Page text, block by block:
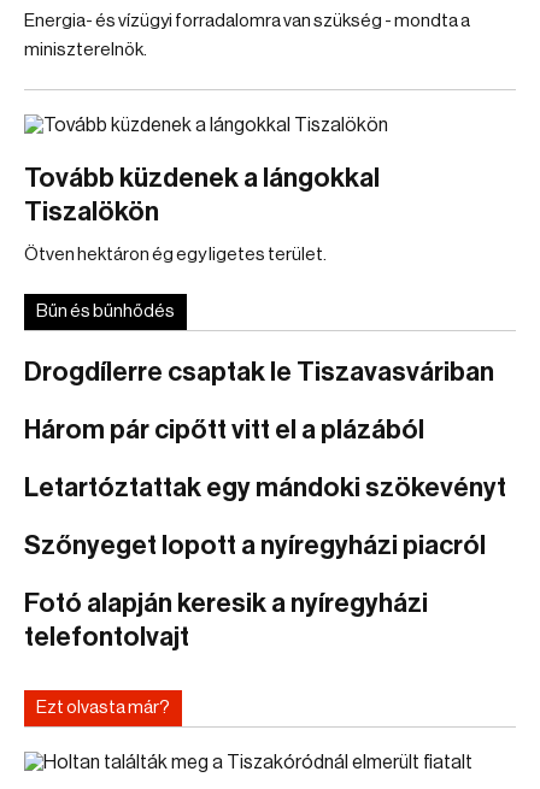
Energia- és vízügyi forradalomra van szükség - mondta a
miniszterelnök.
Tovább küzdenek a lángokkal
Tiszalökön
Ötven hektáron ég egy ligetes terület.
Bűn és bűnhődés
Drogdílerre csaptak le Tiszavasváriban
Három pár cipőtt vitt el a plázából
Letartóztattak egy mándoki szökevényt
Szőnyeget lopott a nyíregyházi piacról
Fotó alapján keresik a nyíregyházi
telefontolvajt
Ezt olvasta már?